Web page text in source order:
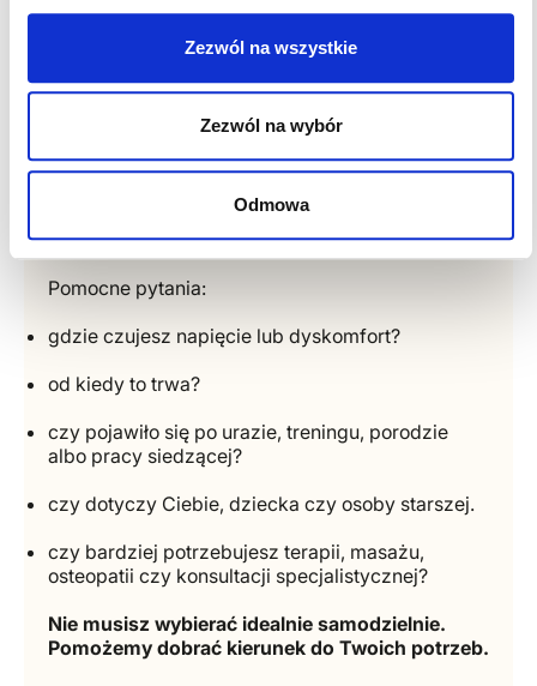
Zezwól na wszystkie
Zezwól na wybór
Odmowa
Jak wybrać właściwą usługę?
Jeśli wiesz, czego potrzebujesz — możesz od
razu wybrać konkretną usługę i specjalistę w
Jeśli nie masz pewności, najlepiej zacząć od
konsultacji fizjoterapeutycznej albo
skontaktować się z recepcją.
Pomocne pytania:
gdzie czujesz napięcie lub dyskomfort?
od kiedy to trwa?
czy pojawiło się po urazie, treningu, porodzie
albo pracy siedzącej?
czy dotyczy Ciebie, dziecka czy osoby starszej.
czy bardziej potrzebujesz terapii, masażu,
osteopatii czy konsultacji specjalistycznej?
Nie musisz wybierać idealnie samodzielnie.
Pomożemy dobrać kierunek do Twoich potrzeb.